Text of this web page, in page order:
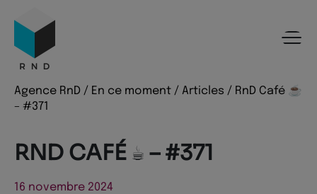
Recherche
Pied de page
Agence RnD / En ce moment / Articles / RnD Café ☕️
– #371
RND CAFÉ ☕️ – #371
16 novembre 2024